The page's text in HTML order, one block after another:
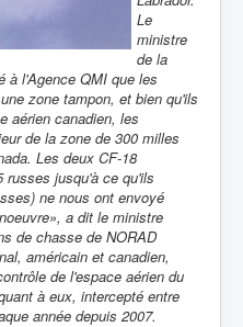
Le
ministre
de la
à l'Agence QMI que les
zone tampon, et bien qu'ils
aérien canadien, les
de la zone de 300 milles
Les deux CF-18
russes jusqu'à ce qu'ils
ne nous ont envoyé
a dit le ministre
de chasse de NORAD
américain et canadien,
de l'espace aérien du
à eux, intercepté entre
année depuis 2007.